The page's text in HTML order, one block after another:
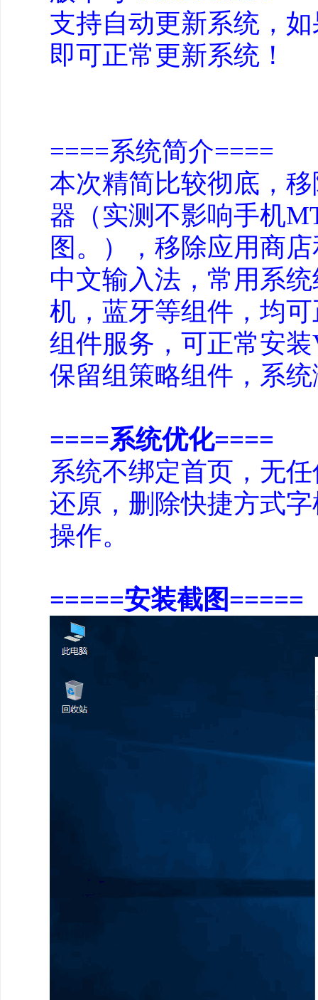
支持自动更新系统，
即可正常更新系统！
====系统简介====
本次精简比较彻底，
器（实测不影响手机
图。），移除应用商
中文输入法，常用系
机，蓝牙等组件，均
组件服务，可正常安
保留组策略组件，系
====系统优化====
系统不绑定首页，无
还原，删除快捷方式
操作。
=====安装截图=====